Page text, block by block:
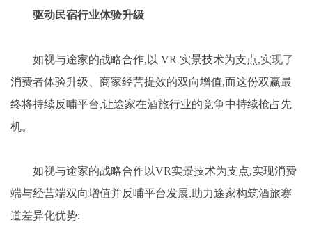
驱动民宿行业体验升级
如视与途家的战略合作,以 VR 实景技术为支点,实现了
消费者体验升级、商家经营提效的双向增值,而这份双赢最
终将持续反哺平台,让途家在酒旅行业的竞争中持续抢占先
机。
如视与途家的战略合作以VR实景技术为支点,实现消费
端与经营端双向增值并反哺平台发展,助力途家构筑酒旅赛
道差异化优势: